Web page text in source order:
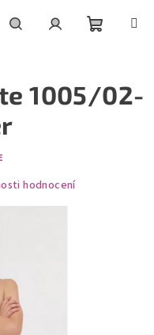
košík
1005/02-
hodnocení